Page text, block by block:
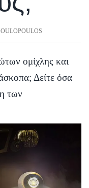
ομίχλης και
Δείτε όσα
των